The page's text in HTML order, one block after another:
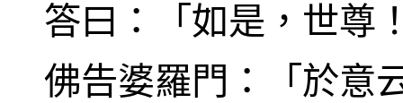
答曰：「如是，世尊
佛告婆羅門：「於意